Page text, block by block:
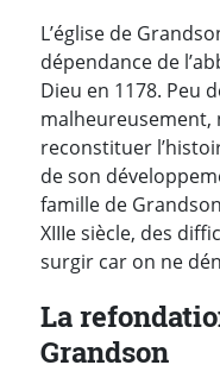
L’église de
dépendance de
Dieu en 1178. Peu
reconstituer
de son
famille de
XIIIe siècle, des
surgir car on ne
La
Grandson